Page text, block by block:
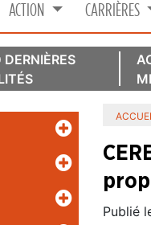
ACTION CARRIÈRES
Publié